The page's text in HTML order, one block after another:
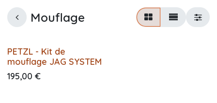
Mouflage
PETZL - Kit de
mouflage JAG SYSTEM
195,00 €